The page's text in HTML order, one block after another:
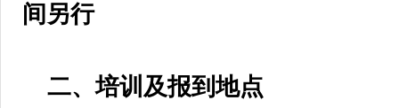
间另行
二、培训及报到地点